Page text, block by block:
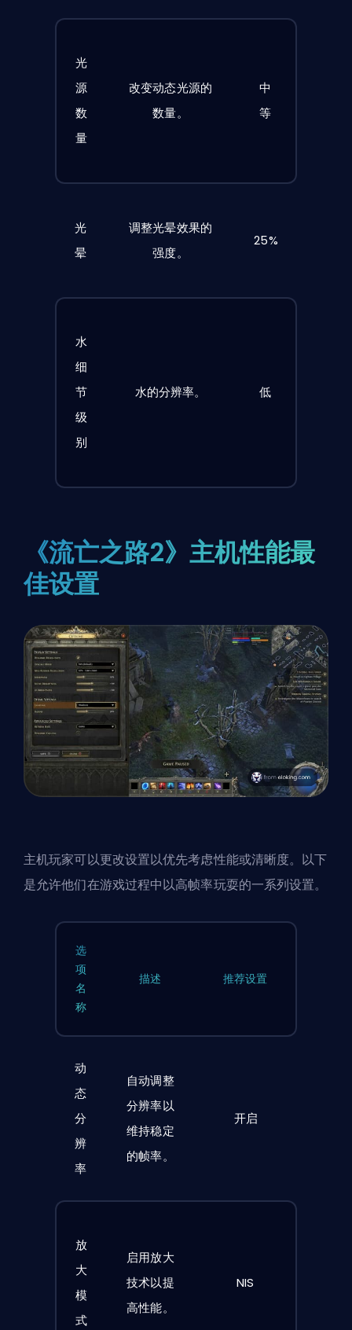
光
源
数
量
改变动态光源的
数量。
中
等
光
晕
调整光晕效果的
强度。
25%
水
细
节
级
别
水的分辨率。 低
《流亡之路2》主机性能最
佳设置
主机玩家可以更改设置以优先考虑性能或清晰度。以下
是允许他们在游戏过程中以高帧率玩耍的一系列设置。
选
项
名
称
描述 推荐设置
动
态
分
辨
率
自动调整
分辨率以
维持稳定
的帧率。
开启
放
大
模
式
启用放大
技术以提
高性能。
NIS